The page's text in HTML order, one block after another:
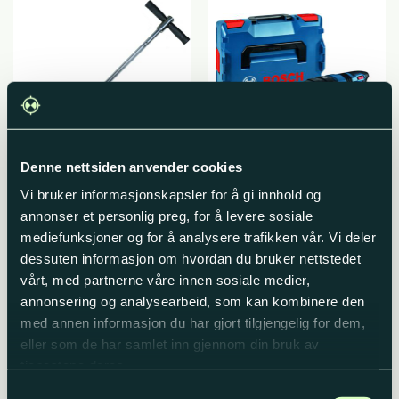
Denne nettsiden anvender cookies
Vi bruker informasjonskapsler for å gi innhold og
annonser et personlig preg, for å levere sosiale
mediefunksjoner og for å analysere trafikken vår. Vi deler
dessuten informasjon om hvordan du bruker nettstedet
vårt, med partnerne våre innen sosiale medier,
annonsering og analysearbeid, som kan kombinere den
med annen informasjon du har gjort tilgjengelig for dem,
eller som de har samlet inn gjennom din bruk av
Boniteringsbor /
Jordbor
Produktnummer: 1344
Borhammer Bosch GBH
18V-22
Opprinnelig
pris
kr 3700,00.
pris
kr
Produktnummer: 3008